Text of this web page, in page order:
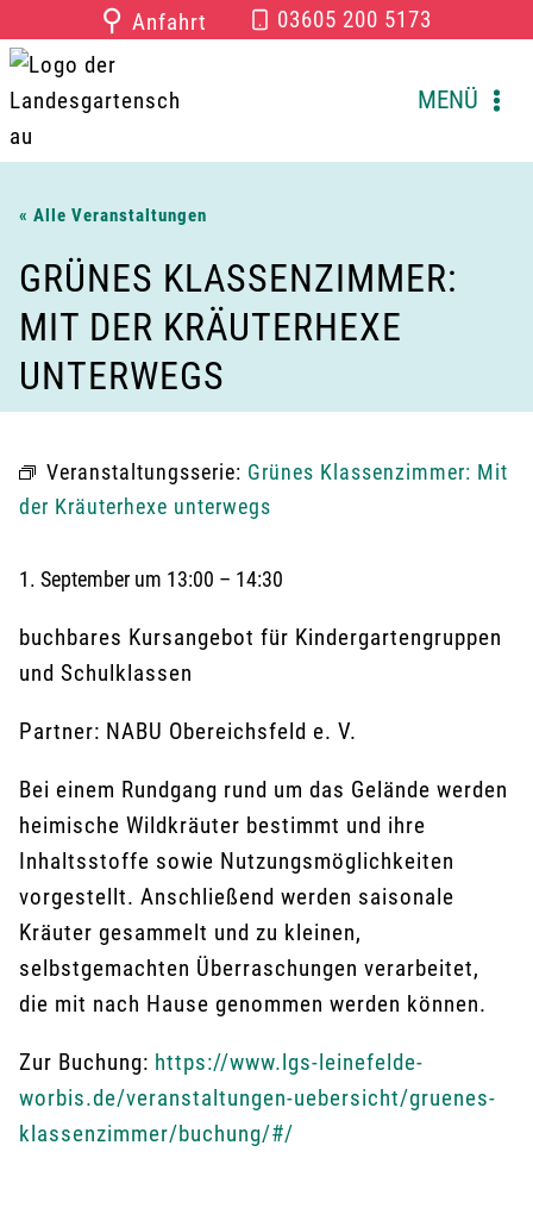
Inhalt
springen
⚲ Anfahrt 03605 200 5173
MENÜ
« Alle Veranstaltungen
GRÜNES KLASSENZIMMER:
MIT DER KRÄUTERHEXE
UNTERWEGS
Veranstaltungsserie: Grünes Klassenzimmer: Mit
der Kräuterhexe unterwegs
1. September um 13:00 – 14:30
buchbares Kursangebot für Kindergartengruppen
und Schulklassen
Partner: NABU Obereichsfeld e. V.
Bei einem Rundgang rund um das Gelände werden
heimische Wildkräuter bestimmt und ihre
Inhaltsstoffe sowie Nutzungsmöglichkeiten
vorgestellt. Anschließend werden saisonale
Kräuter gesammelt und zu kleinen,
selbstgemachten Überraschungen verarbeitet,
die mit nach Hause genommen werden können.
Zur Buchung: https://www.lgs-leinefelde-
worbis.de/veranstaltungen-uebersicht/gruenes-
klassenzimmer/buchung/#/